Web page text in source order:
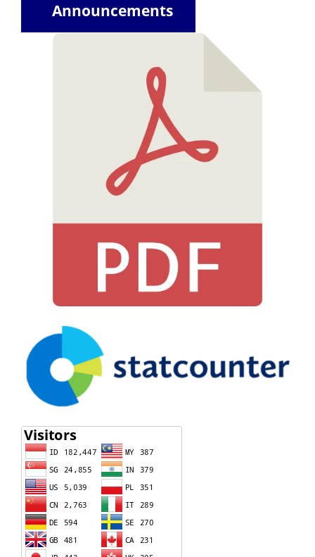
Announcements